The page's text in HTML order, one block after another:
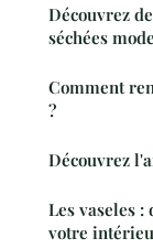
Découvrez
séchées
Comment
?
Découvrez
Les vaseles
votre